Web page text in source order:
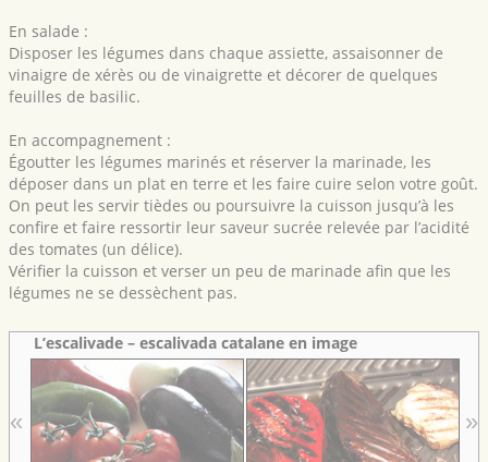
En salade :
Disposer les légumes dans chaque assiette, assaisonner de
vinaigre de xérès ou de vinaigrette et décorer de quelques
feuilles de basilic.
En accompagnement :
Égoutter les légumes marinés et réserver la marinade, les
déposer dans un plat en terre et les faire cuire selon votre goût.
On peut les servir tièdes ou poursuivre la cuisson jusqu’à les
confire et faire ressortir leur saveur sucrée relevée par l’acidité
des tomates (un délice).
Vérifier la cuisson et verser un peu de marinade afin que les
légumes ne se dessèchent pas.
L’escalivade – escalivada catalane en image
« »